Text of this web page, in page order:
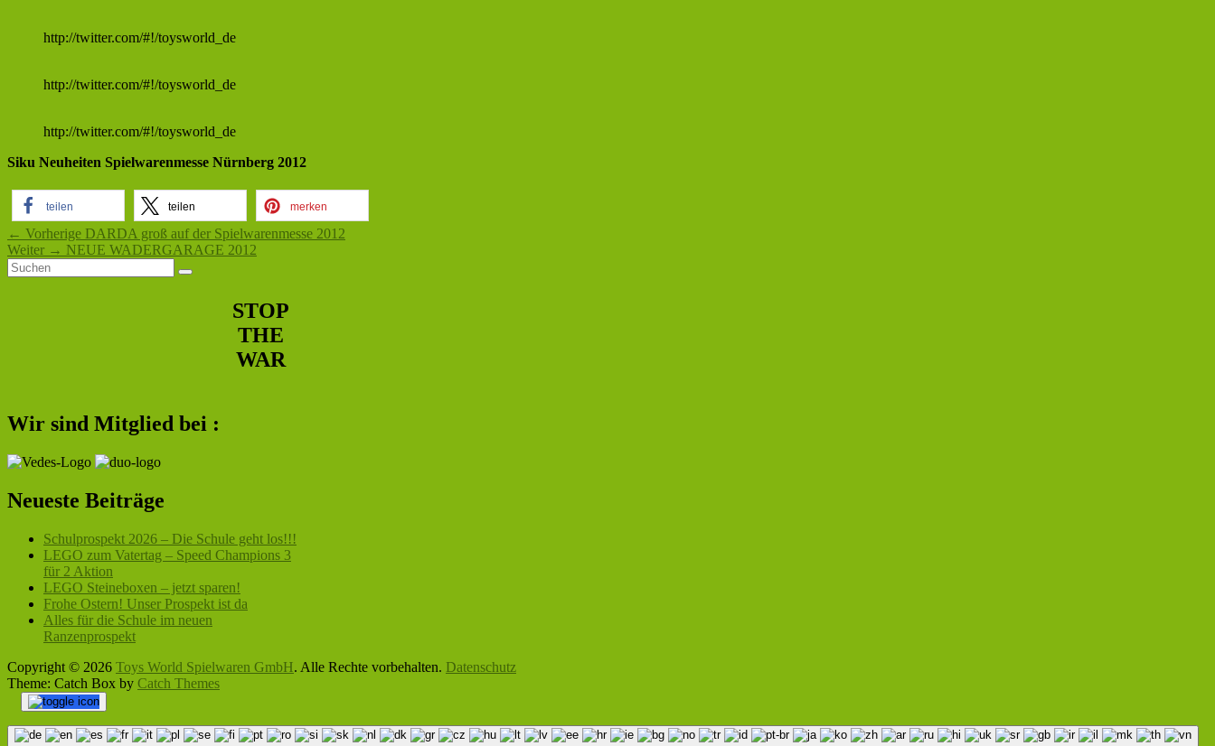
http://twitter.com/#!/toysworld_de
http://twitter.com/#!/toysworld_de
http://twitter.com/#!/toysworld_de
Siku Neuheiten Spielwarenmesse Nürnberg 2012
teilen teilen merken
Beitragsnavigation
← Vorherige Vorheriger
Beitrag:
DARDA groß auf der Spielwarenmesse 2012
Weiter → Nächster
NEUE WADERGARAGE 2012
Primärer
Suchen
nach:
Suchen
STOP
THE
WAR
Wir sind Mitglied bei :
Neueste Beiträge
Schulprospekt 2026 – Die Schule geht los!!!
LEGO zum Vatertag – Speed Champions 3
für 2 Aktion
LEGO Steineboxen – jetzt sparen!
Frohe Ostern! Unser Prospekt ist da
Alles für die Schule im neuen
Ranzenprospekt
Copyright © 2026 Toys World Spielwaren GmbH. Alle Rechte vorbehalten. Datenschutz
Theme: Catch Box by Catch Themes